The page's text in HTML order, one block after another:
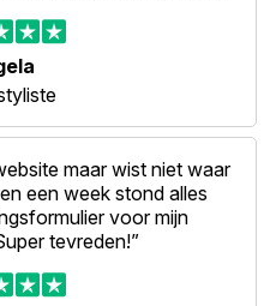
maar wist niet waar
een week stond alles
voor mijn
tevreden!”